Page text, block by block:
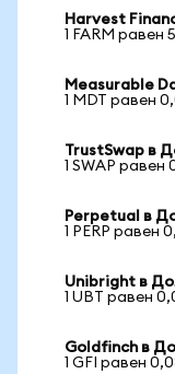
Harvest
1 FARM равен
Measurable
1 MDT равен
TrustSwap в
1 SWAP равен
Perpetual в
1 PERP равен
Unibright в
1 UBT равен
Goldfinch в
1 GFI равен